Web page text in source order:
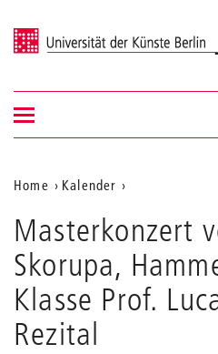
Universität der Künste Berlin
Navigation &
Suche
Navigation
ein-/ausblenden
Aktuelle
Position
auf
der
Webseite
Home
Kalender
Agnieszka
Skorupa,
Hammerflügel,
Klasse
Masterkonzert
Skorupa,
Klasse Prof.
Rezital